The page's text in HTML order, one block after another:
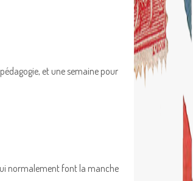
et une semaine pour
normalement font la manche